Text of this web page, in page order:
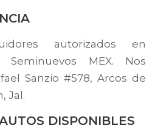
autorizados en
Seminuevos MEX. Nos
Sanzio #578, Arcos de
Jal.
DISPONIBLES